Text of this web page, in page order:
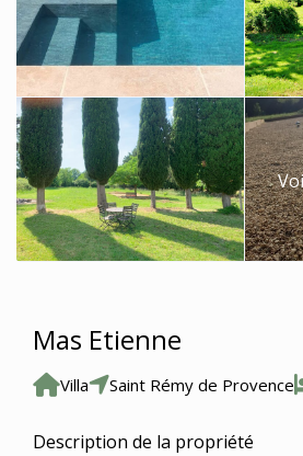
Mas Etienne
Villa Saint Rémy de Provence
Description de la propriété